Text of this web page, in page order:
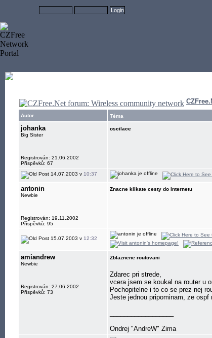
Autor
Téma
johanka
Big Sister
Registrován: 21.06.2002
Příspěvků: 67
oscilace
14.07.2003 v 10:37
antonin
Newbie
Registrován: 19.11.2002
Příspěvků: 95
Znacne klikate cesty do Internetu
15.07.2003 v 12:32
amiandrew
Newbie
Registrován: 27.06.2002
Příspěvků: 73
Zblaznene routovani
Zdarec pri strede,
vcera jsem se koukal na router u
Pochopitelne i to co se prez nej
Jeste jednou pripominam, ze ospf
Ondrej "AndreW" Zima